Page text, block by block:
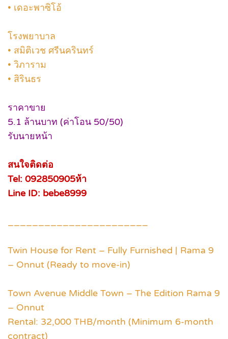
• เดอะพาซิโอ้
โรงพยาบาล
• สมิติเวช ศรีนครินทร์
• วิภาราม
• สิรินธร
ราคาขาย
5.1 ล้านบาท (ค่าโอน 50/50)
รับนายหน้า
สนใจติดต่อ
Tel: 092850905ห้า
Line ID: bebe8999
_______________________
Twin House for Rent – Fully Furnished | Rama 9
– Onnut (Ready to move-in)
Town Avenue Middle Town – The Edition Rama 9
– Onnut
Rental: 32,000 THB/month (Minimum 6-month
contract)